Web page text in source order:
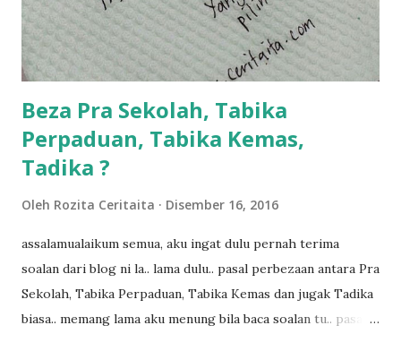
ngah dengan abg long terserah pada shah la pulak.. tapi
kalau ikut anak-anak semua nak ummi pimpin... ajer rebeh
ba...
Beza Pra Sekolah, Tabika
Perpaduan, Tabika Kemas,
Tadika ?
Oleh Rozita Ceritaita Disember 16, 2016
assalamualaikum semua, aku ingat dulu pernah terima
soalan dari blog ni la.. lama dulu.. pasal perbezaan antara Pra
Sekolah, Tabika Perpaduan, Tabika Kemas dan jugak Tadika
biasa.. memang lama aku menung bila baca soalan tu.. pasal